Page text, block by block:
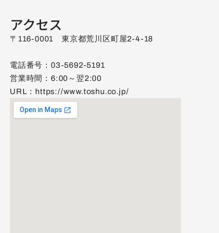
アクセス
〒116-0001　東京都荒川区町屋2-4-18
電話番号：03-5692-5191
営業時間：6:00～翌2:00
URL： https://www.toshu.co.jp/